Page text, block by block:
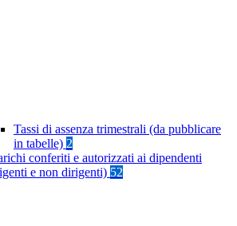
Tassi di assenza trimestrali (da pubblicare
in tabelle) 2
conferiti e autorizzati ai dipendenti
e non dirigenti) 52